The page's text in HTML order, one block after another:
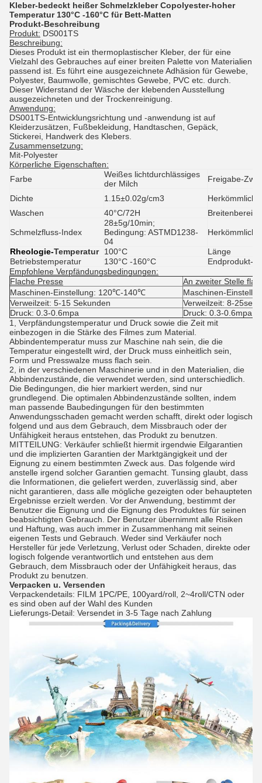
Kleber-bedeckt heißer Schmelzkleber Copolyester-hoher
Temperatur 130°C -160°C für Bett-Matten
Produkt-Beschreibung
Produkt: DS001TS
Beschreibung:
Dieses Produkt ist ein thermoplastischer Kleber, der für eine
Vielzahl des Gebrauches auf einer breiten Palette von Materialien
passend ist. Es führt eine ausgezeichnete Adhäsion für Gewebe,
Polyester, Baumwolle, gemischtes Gewebe, PVC etc. durch.
Dieser Widerstand der Wäsche der klebenden Ausstellung
ausgezeichneten und der Trockenreinigung.
Anwendung:
DS001TS-Entwicklungsrichtung und -anwendung ist auf
Kleiderzusätzen, Fußbekleidung, Handtaschen, Gepäck,
Stickerei, Handwerk des Klebers.
Zusammensetzung:
Mit-Polyester
Körperliche Eigenschaften:
Farbe
Weißes lichtdurchlässiges
der Milch
Freigabe-
Dichte 1.15±0.02g/cm3
Waschen
40°C/72H Breitenbereich
Schmelzfluss-Index
28±5g/10min;
Bedingung: ASTMD1238-
04
Rheologie-Temperatur 100°C
Länge
Betriebstemperatur
130°C -160°C
Endprodukt-
Empfohlene Verpfändungsbedingungen:
Flache Presse
An zweiter Stelle
Maschinen-Einstellung: 120℃-140℃
Maschinen-
Verweilzeit: 5-15 Sekunden Verweilzeit: 8-
Druck: 0.3-0.6mpa Druck: 0.3-0.6mpa
1, Verpfändungstemperatur und Druck sowie die Zeit mit
einbezogen in die Stärke des Filmes zum Material.
Abbindentemperatur muss zur Maschine nah sein, die die
Temperatur eingestellt wird, der Druck muss einheitlich sein,
Form und Presswalze muss flach sein.
2, in der verschiedenen Maschinerie und in den Materialien, die
Abbindenzustände, die verwendet werden, sind unterschiedlich.
Die Bedingungen, die hier markiert werden, sind nur
grundlegend. Die optimalen Abbindenzustände sollten, indem
man passende Baubedingungen für den bestimmten
Anwendungsschaden gemacht werden schafft, direkt oder logisch
folgend und aus dem Gebrauch, dem Missbrauch oder der
Unfähigkeit heraus entstehen, das Produkt zu benutzen.
MITTEILUNG: Verkäufer schließt hiermit irgendwie Eilgarantien
und die implizierten Garantien der Marktgängigkeit und der
Eignung zu einem bestimmten Zweck aus. Das folgende wird
anstelle irgend solcher Garantien gemacht. Tunsing glaubt, dass
die Informationen, die geliefert werden, zuverlässig sind, aber
nicht garantieren, dass alle mögliche gezeigten oder behaupteten
Ergebnisse erzielt werden. Vor der Anwendung, bestimmt der
Benutzer die Eignung und die Eignung des Produktes für seinen
beabsichtigten Gebrauch. Der Benutzer übernimmt alle Risiken
und Haftung, was auch immer in Zusammenhang mit seinen
eigenen Tests und Gebrauch. Weder sind Verkäufer noch
Hersteller für jede Verletzung, Verlust oder Schaden, direkte oder
logisch folgende verantwortlich und entstehen aus dem
Gebrauch, dem Missbrauch oder der Unfähigkeit heraus, das
Produkt zu benutzen.
Verpacken u. Versenden
Verpackendetails: FILM 1PC/PE, 100yard/roll, 2~4roll/CTN oder
es sind oben auf der Wahl des Kunden
Lieferungs-Detail: Versendet in 3-5 Tage nach Zahlung